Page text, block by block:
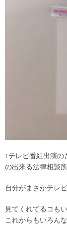
↑テレビ番組出演
の出来る法律相談
自分がまさかテレ
見てくれてるコも
これからもいろん